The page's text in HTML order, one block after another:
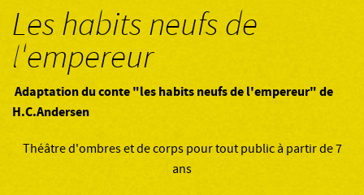
Les habits neufs de
l'empereur
Adaptation du conte "les habits neufs de l'empereur" de
H.C.Andersen
Théâtre d'ombres et de corps pour tout public à partir de 7
ans